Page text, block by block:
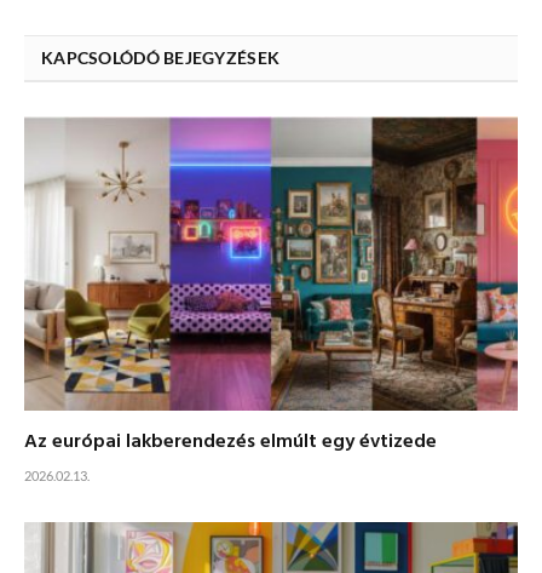
KAPCSOLÓDÓ BEJEGYZÉSEK
Az európai lakberendezés elmúlt egy évtizede
2026.02.13.